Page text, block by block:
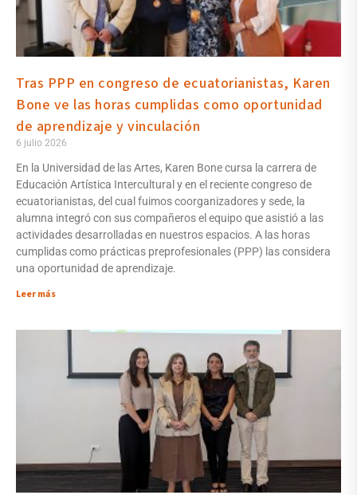
Tras PPP en congreso de ecuatorianistas, Karen
Bone ve las horas cumplidas como oportunidad
de aprendizaje y vinculación
6 julio 2026
En la Universidad de las Artes, Karen Bone cursa la carrera de
Educación Artística Intercultural y en el reciente congreso de
ecuatorianistas, del cual fuimos coorganizadores y sede, la
alumna integró con sus compañeros el equipo que asistió a las
actividades desarrolladas en nuestros espacios. A las horas
cumplidas como prácticas preprofesionales (PPP) las considera
una oportunidad de aprendizaje.
Leer más